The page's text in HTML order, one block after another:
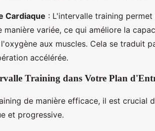
Cardiaque : L'intervalle training
manière variée, ce qui améliore la
aux muscles. Cela se traduit
accélérée.
Training dans Votre Plan
de manière efficace, il est crucial
et progressive.